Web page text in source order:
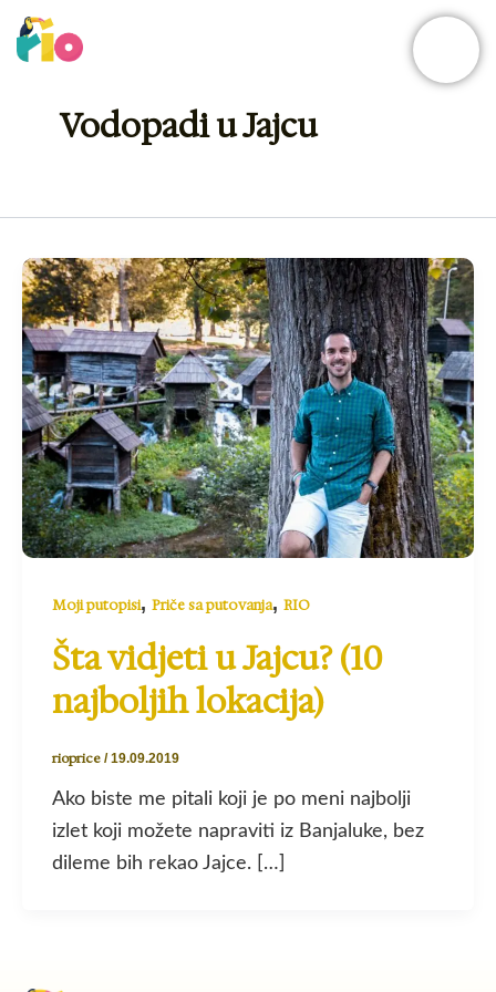
Skip
to
Vodopadi u Jajcu
Moji putopisi, Priče sa putovanja, RIO
Šta vidjeti u Jajcu? (10
najboljih lokacija)
rioprice /19.09.2019
Ako biste me pitali koji je po meni najbolji
izlet koji možete napraviti iz Banjaluke, bez
dileme bih rekao Jajce. […]